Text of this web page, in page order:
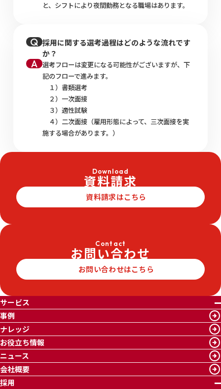
と、シフトにより夜間勤務となる職場はあります。
採用に関する選考過程はどのような流れです
か？
選考フローは変更になる可能性がございますが、下
記のフローで進みます。
１）書類選考
２）一次面接
３）適性試験
４）二次面接（雇用形態によって、三次面接を実
施する場合があります。）
Download
資料請求
資料請求はこちら
Contact
お問い合わせ
お問い合わせはこちら
サービス
事例
ナレッジ
お役立ち情報
ニュース
会社概要
採用